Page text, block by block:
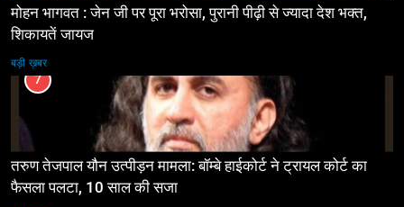
मोहन भागवत : जेन जी पर पूरा भरोसा, पुरानी पीढ़ी से ज्यादा देश भक्त,
शिकायतें जायज
बड़ी ख़बर
7
तरुण तेजपाल यौन उत्पीड़न मामला: बॉम्बे हाईकोर्ट ने ट्रायल कोर्ट का
फैसला पलटा, 10 साल की सजा